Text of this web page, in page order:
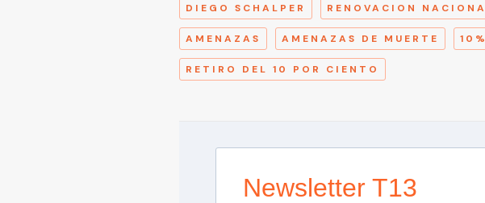
DIEGO SCHALPER RENOVACION
AMENAZAS AMENAZAS DE MUERTE 10%
RETIRO DEL 10 POR CIENTO
Newsletter T13